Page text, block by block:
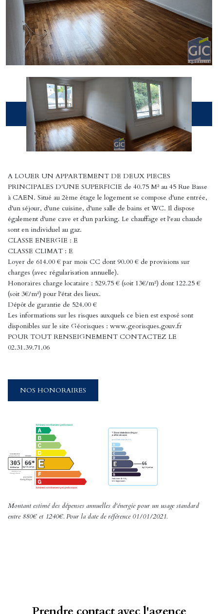
A LOUER UN APPARTEMENT DE DEUX PIECES
PRINCIPALES D'UNE SUPERFICIE de 40.75 M² au 45 Rue Basse
à CAEN. Situé au 2ème étage le logement se compose d'une entrée,
d'un séjour, d'une cuisine, d'une salle de bains et WC. Il dispose
également d'une cave et d'un parking. Le chauffage et l'eau chaude
sont en individuel au gaz.
CLASSE ENERGIE : E
CLASSE CLIMAT : E
Loyer de 614.00 € par mois CC dont 90.00 € de provisions sur
charges (avec régularisation annuelle).
Honoraires charge locataire : 529.75 € (soit 13€/m²) dont 122.25 €
(soit 3€/m²) pour l'état des lieux.
Dépôt de garantie de 524.00 €
Les informations sur les risques auxquels ce bien est exposé sont
disponibles sur le site Géorisques : www.georisques.gouv.fr
POUR TOUT RENSEIGNEMENT CONTACTEZ LE
02.31.39.71.06
NOS HONORAIRES
Montant estimé des dépenses annuelles d'énergie pour un usage standard
entre 880€ et 1240€. Pour la date de référence 01/01/2021.